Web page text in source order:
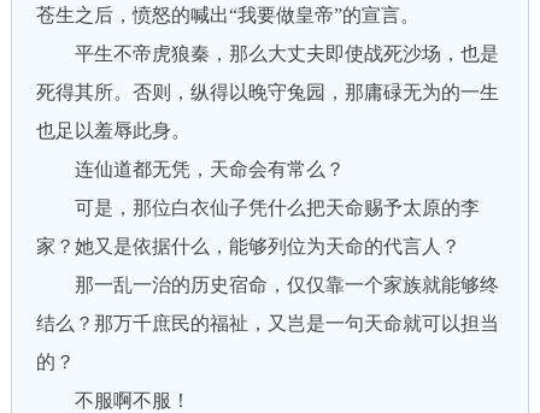
苍生之后，愤怒的喊出“我要做皇帝”的宣言。
平生不帝虎狼秦，那么大丈夫即使战死沙场，也是
死得其所。否则，纵得以晚守兔园，那庸碌无为的一生
也足以羞辱此身。
连仙道都无凭，天命会有常么？
可是，那位白衣仙子凭什么把天命赐予太原的李
家？她又是依据什么，能够列位为天命的代言人？
那一乱一治的历史宿命，仅仅靠一个家族就能够终
结么？那万千庶民的福祉，又岂是一句天命就可以担当
的？
不服啊不服！